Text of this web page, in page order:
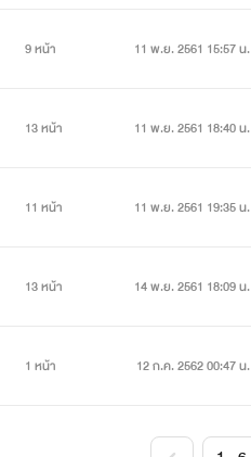
9 หน้า 11 พ.ย. 2561 15:57 น.
13 หน้า 11 พ.ย. 2561 18:40 น.
11 หน้า 11 พ.ย. 2561 19:35 น.
13 หน้า 14 พ.ย. 2561 18:09 น.
1 หน้า 12 ก.ค. 2562 00:47 น.